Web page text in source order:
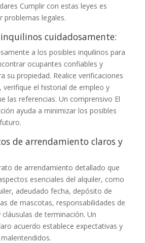
Cumplir con estas leyes es
problemas legales.
cuidadosamente:
a los posibles inquilinos para
ocupantes confiables y
su propiedad. Realice verificaciones
verifique el historial de empleo y
las referencias. Un comprensivo El
ayuda a minimizar los posibles
de arrendamiento claros y
de arrendamiento detallado que
esenciales del alquiler, como
adeudado fecha, depósito de
de mascotas, responsabilidades de
de terminación. Un
acuerdo establece expectativas y